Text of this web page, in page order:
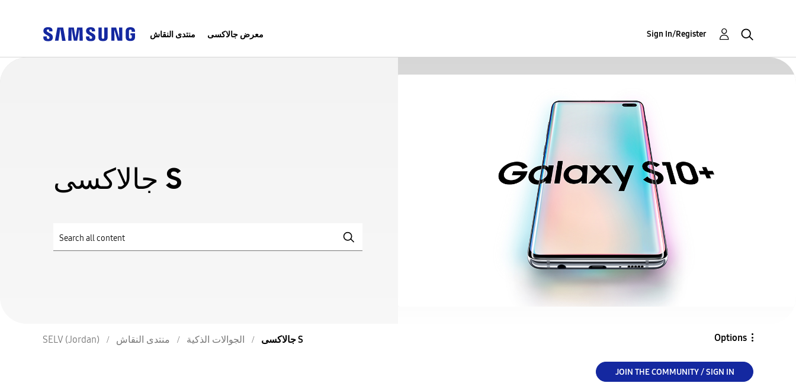
منتدى النقاش معرض جالاكسى Sign In/Register
جالاكسى S
SELV (Jordan) منتدى النقاش الجوالات الذكية جالاكسى S Options
JOIN THE COMMUNITY / SIGN IN